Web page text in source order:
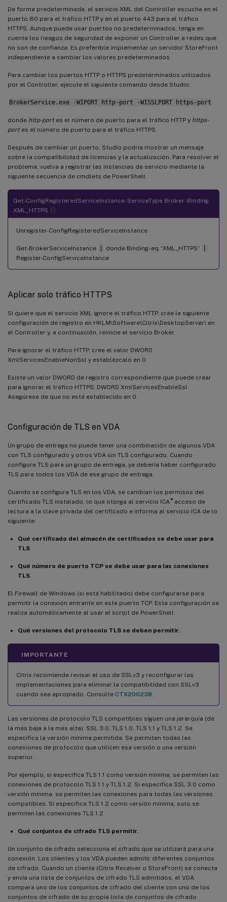
De forma predeterminada, el servicio XML del Controller escucha en el
puerto 80 para el tráfico HTTP y en el puerto 443 para el tráfico
HTTPS. Aunque puede usar puertos no predeterminados, tenga en
cuenta los riesgos de seguridad de exponer un Controller a redes que
no son de confianza. Es preferible implementar un servidor StoreFront
independiente a cambiar los valores predeterminados.
Para cambiar los puertos HTTP o HTTPS predeterminados utilizados
por el Controller, ejecute el siguiente comando desde Studio:
BrokerService.exe -WIPORT http-port -WISSLPORT https-port
donde http-portes el número de puerto para el tráfico HTTP y https-
portes el número de puerto para el tráfico HTTPS.
Después de cambiar un puerto, Studio podría mostrar un mensaje
sobre la compatibilidad de licencias y la actualización. Para resolver el
problema, vuelva a registrar las instancias de servicio mediante la
siguiente secuencia de cmdlets de PowerShell:
Get-ConfigRegisteredServiceInstance -ServiceType Broker -Binding
XML_HTTPS
Unregister-ConfigRegisteredServiceInstance
Get-BrokerServiceInstance donde Binding -eq “XML_HTTPS”
Register-ConfigServiceInstance
Aplicar solo tráfico HTTPS
Si quiere que el servicio XML ignore el tráfico HTTP, cree la siguiente
configuración de registro en HKLM\Software\Citrix\DesktopServer\ en
el Controller y, a continuación, reinicie el servicio Broker.
Para ignorar el tráfico HTTP, cree el valor DWORD
XmlServicesEnableNonSsl y establézcalo en 0.
Existe un valor DWORD de registro correspondiente que puede crear
para ignorar el tráfico HTTPS: DWORD XmlServicesEnableSsl.
Asegúrese de que no esté establecido en 0.
Configuración de TLS en VDA
Un grupo de entrega no puede tener una combinación de algunos VDA
con TLS configurado y otros VDA sin TLS configurado. Cuando
configure TLS para un grupo de entrega, ya debería haber configurado
TLS para todos los VDA de ese grupo de entrega.
Cuando se configura TLS en los VDA, se cambian los permisos del
certificado TLS instalado, lo que otorga al servicio ICA ®acceso de
lectura a la clave privada del certificado e informa al servicio ICA de lo
siguiente:
Qué certificado del almacén de certificados se debe usar para
TLS
Qué número de puerto TCP se debe usar para las conexiones
TLS
El Firewall de Windows (si está habilitado) debe configurarse para
permitir la conexión entrante en este puerto TCP. Esta configuración se
realiza automáticamente al usar el script de PowerShell.
Qué versiones del protocolo TLS se deben permitir.
IMPORTANTE
Citrix recomienda revisar el uso de SSLv3 y reconfigurar las
implementaciones para eliminar la compatibilidad con SSLv3
cuando sea apropiado. Consulte CTX200238
Las versiones de protocolo TLS compatibles siguen una jerarquía (de
la más baja a la más alta): SSL 3.0, TLS 1.0, TLS 1.1 y TLS 1.2. Se
especifica la versión mínima permitida. Se permiten todas las
conexiones de protocolo que utilicen esa versión o una versión
superior.
Por ejemplo, si especifica TLS 1.1 como versión mínima, se permiten las
conexiones de protocolo TLS 1.1 y TLS 1.2. Si especifica SSL 3.0 como
versión mínima, se permiten las conexiones para todas las versiones
compatibles. Si especifica TLS 1.2 como versión mínima, solo se
permiten las conexiones TLS 1.2.
Qué conjuntos de cifrado TLS permitir.
Un conjunto de cifrado selecciona el cifrado que se utilizará para una
conexión. Los clientes y los VDA pueden admitir diferentes conjuntos
de cifrado. Cuando un cliente (Citrix Receiver o StoreFront) se conecta
y envía una lista de conjuntos de cifrado TLS admitidos, el VDA
compara uno de los conjuntos de cifrado del cliente con uno de los
conjuntos de cifrado de su propia lista de conjuntos de cifrado